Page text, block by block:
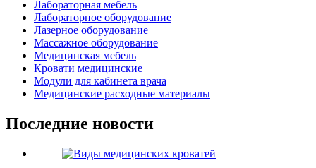
Лабораторная мебель
Лабораторное оборудование
Лазерное оборудование
Массажное оборудование
Медицинская мебель
Кровати медицинские
Модули для кабинета врача
Медицинские расходные материалы
Последние новости